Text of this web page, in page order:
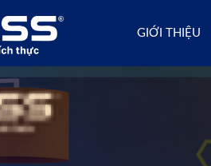
GIỚI THIỆU